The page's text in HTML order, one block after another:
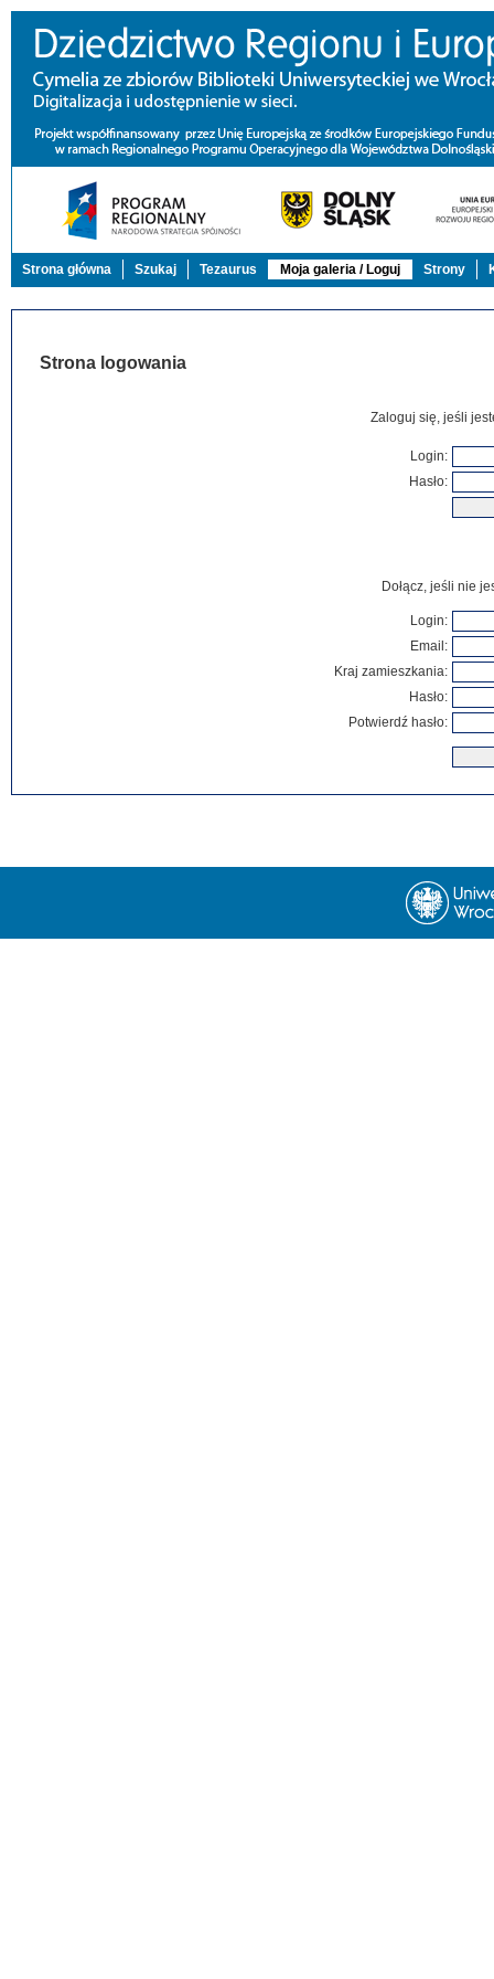
Strona główna Szukaj Tezaurus Moja galeria / Loguj Strony
Strona logowania
Zaloguj się, jeśli
Login:
Hasło:
Dołącz, jeśli nie
Login:
Email:
Kraj zamieszkania:
Hasło:
Potwierdź hasło: